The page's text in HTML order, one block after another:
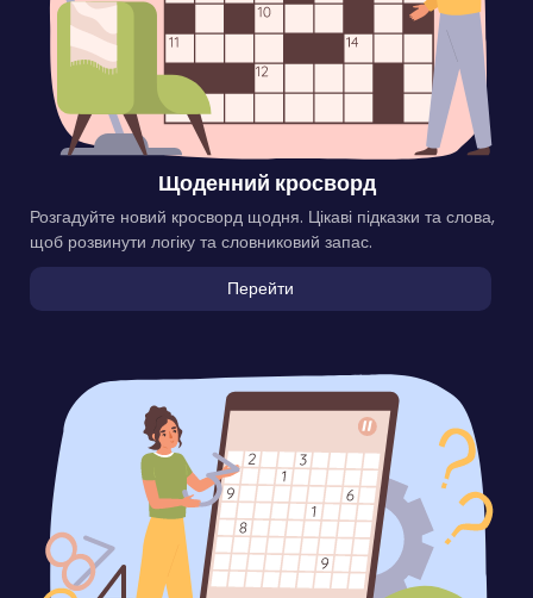
Щоденний кросворд
Розгадуйте новий кросворд щодня. Цікаві підказки та слова,
щоб розвинути логіку та словниковий запас.
Перейти